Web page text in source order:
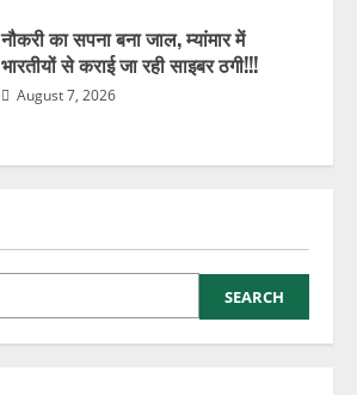
नौकरी का सपना बना जाल, म्यांमार में
भारतीयों से कराई जा रही साइबर ठगी!!!
August 7, 2026
SEARCH